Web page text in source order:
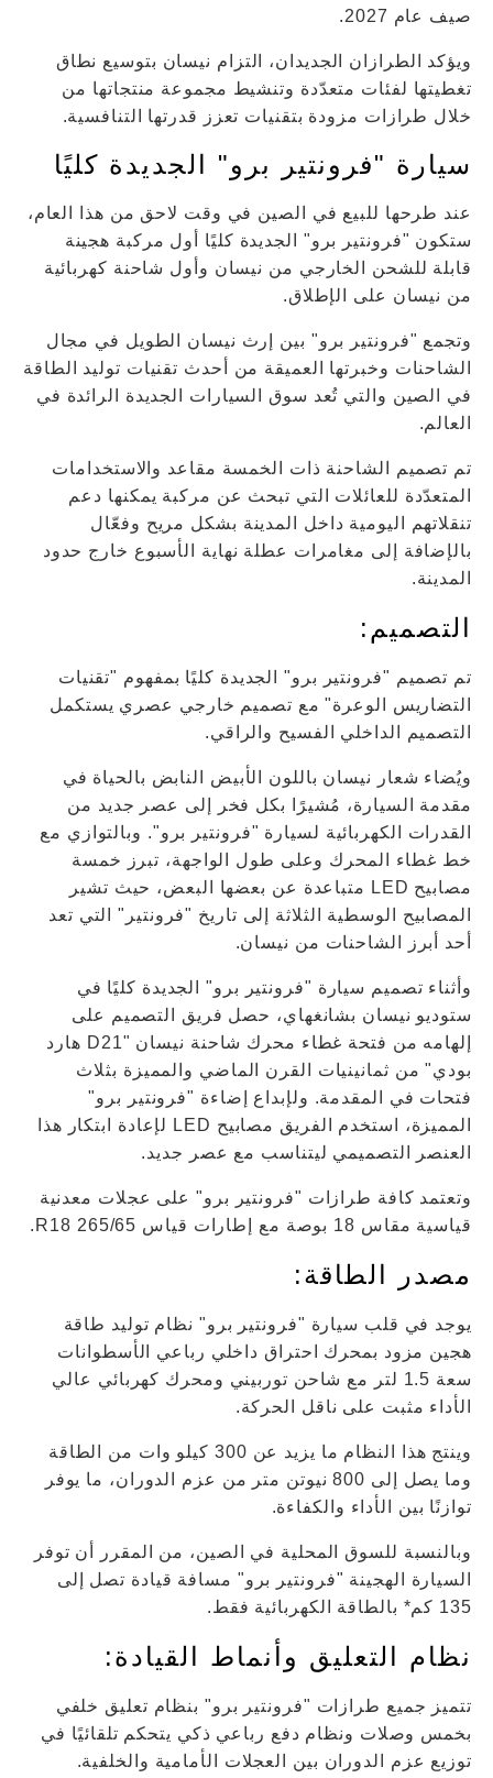
صيف عام 2027.
ويؤكد الطرازان الجديدان، التزام نيسان بتوسيع نطاق
تغطيتها لفئات متعدّدة وتنشيط مجموعة منتجاتها من
خلال طرازات مزودة بتقنيات تعزز قدرتها التنافسية.
سيارة "فرونتير برو" الجديدة كليًا
عند طرحها للبيع في الصين في وقت لاحق من هذا العام،
ستكون "فرونتير برو" الجديدة كليًا أول مركبة هجينة
قابلة للشحن الخارجي من نيسان وأول شاحنة كهربائية
من نيسان على الإطلاق.
وتجمع "فرونتير برو" بين إرث نيسان الطويل في مجال
الشاحنات وخبرتها العميقة من أحدث تقنيات توليد الطاقة
في الصين والتي تُعد سوق السيارات الجديدة الرائدة في
العالم.
تم تصميم الشاحنة ذات الخمسة مقاعد والاستخدامات
المتعدّدة للعائلات التي تبحث عن مركبة يمكنها دعم
تنقلاتهم اليومية داخل المدينة بشكل مريح وفعّال
بالإضافة إلى مغامرات عطلة نهاية الأسبوع خارج حدود
المدينة.
التصميم:
تم تصميم "فرونتير برو" الجديدة كليًا بمفهوم "تقنيات
التضاريس الوعرة" مع تصميم خارجي عصري يستكمل
التصميم الداخلي الفسيح والراقي.
ويُضاء شعار نيسان باللون الأبيض النابض بالحياة في
مقدمة السيارة، مُشيرًا بكل فخر إلى عصر جديد من
القدرات الكهربائية لسيارة "فرونتير برو". وبالتوازي مع
خط غطاء المحرك وعلى طول الواجهة، تبرز خمسة
مصابيح LED متباعدة عن بعضها البعض، حيث تشير
المصابيح الوسطية الثلاثة إلى تاريخ "فرونتير" التي تعد
أحد أبرز الشاحنات من نيسان.
وأثناء تصميم سيارة "فرونتير برو" الجديدة كليًا في
ستوديو نيسان بشانغهاي، حصل فريق التصميم على
إلهامه من فتحة غطاء محرك شاحنة نيسان "D21 هارد
بودي" من ثمانينيات القرن الماضي والمميزة بثلاث
فتحات في المقدمة. ولإبداع إضاءة "فرونتير برو"
المميزة، استخدم الفريق مصابيح LED لإعادة ابتكار هذا
العنصر التصميمي ليتناسب مع عصر جديد.
وتعتمد كافة طرازات "فرونتير برو" على عجلات معدنية
قياسية مقاس 18 بوصة مع إطارات قياس 265/65 R18.
مصدر الطاقة:
يوجد في قلب سيارة "فرونتير برو" نظام توليد طاقة
هجين مزود بمحرك احتراق داخلي رباعي الأسطوانات
سعة 1.5 لتر مع شاحن توربيني ومحرك كهربائي عالي
الأداء مثبت على ناقل الحركة.
وينتج هذا النظام ما يزيد عن 300 كيلو وات من الطاقة
وما يصل إلى 800 نيوتن متر من عزم الدوران، ما يوفر
توازنًا بين الأداء والكفاءة.
وبالنسبة للسوق المحلية في الصين، من المقرر أن توفر
السيارة الهجينة "فرونتير برو" مسافة قيادة تصل إلى
135 كم* بالطاقة الكهربائية فقط.
نظام التعليق وأنماط القيادة:
تتميز جميع طرازات "فرونتير برو" بنظام تعليق خلفي
بخمس وصلات ونظام دفع رباعي ذكي يتحكم تلقائيًا في
توزيع عزم الدوران بين العجلات الأمامية والخلفية.